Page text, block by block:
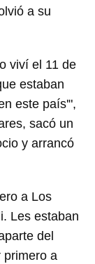
has de
a su
viví el 11 de
estaban
este país'",
sacó un
y arrancó
a Los
Les estaban
del
primero a